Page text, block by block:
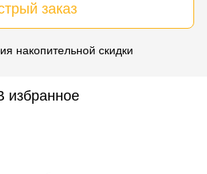
заказ
накопительной скидки
избранное